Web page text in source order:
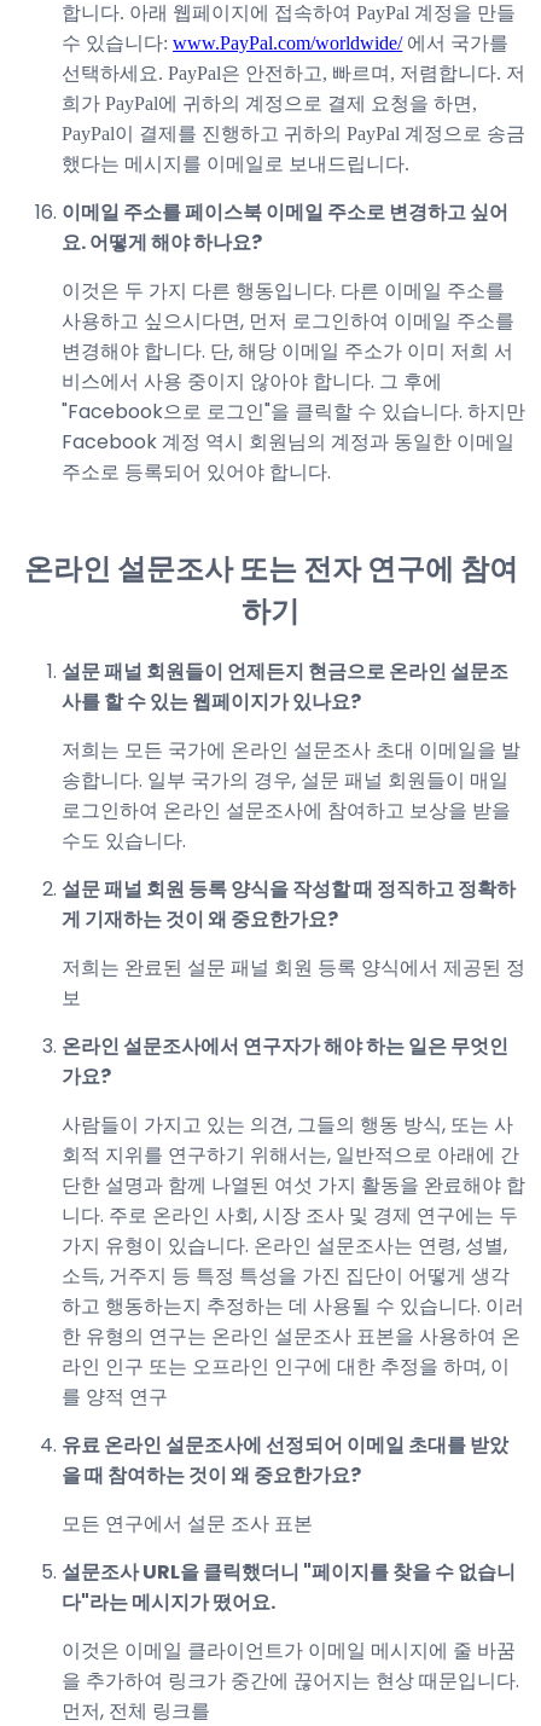
합니다. 아래 웹페이지에 접속하여 PayPal 계정을 만들
수 있습니다:www.PayPal.com/worldwide/에서 국가를
선택하세요. PayPal은 안전하고, 빠르며, 저렴합니다. 저
희가 PayPal에 귀하의 계정으로 결제 요청을 하면,
PayPal이 결제를 진행하고 귀하의 PayPal 계정으로 송금
했다는 메시지를 이메일로 보내드립니다.
이메일 주소를 페이스북 이메일 주소로 변경하고 싶어
요. 어떻게 해야 하나요?
이것은 두 가지 다른 행동입니다. 다른 이메일 주소를
사용하고 싶으시다면, 먼저 로그인하여 이메일 주소를
변경해야 합니다. 단, 해당 이메일 주소가 이미 저희 서
비스에서 사용 중이지 않아야 합니다. 그 후에
"Facebook으로 로그인"을 클릭할 수 있습니다. 하지만
Facebook 계정 역시 회원님의 계정과 동일한 이메일
주소로 등록되어 있어야 합니다.
온라인 설문조사 또는 전자 연구에 참여
하기
설문 패널 회원들이 언제든지 현금으로 온라인 설문조
사를 할 수 있는 웹페이지가 있나요?
저희는 모든 국가에 온라인 설문조사 초대 이메일을 발
송합니다. 일부 국가의 경우, 설문 패널 회원들이 매일
로그인하여 온라인 설문조사에 참여하고 보상을 받을
수도 있습니다.
설문 패널 회원 등록 양식을 작성할 때 정직하고 정확하
게 기재하는 것이 왜 중요한가요?
저희는 완료된 설문 패널 회원 등록 양식에서 제공된 정
보
온라인 설문조사에서 연구자가 해야 하는 일은 무엇인
가요?
사람들이 가지고 있는 의견, 그들의 행동 방식, 또는 사
회적 지위를 연구하기 위해서는, 일반적으로 아래에 간
단한 설명과 함께 나열된 여섯 가지 활동을 완료해야 합
니다. 주로 온라인 사회, 시장 조사 및 경제 연구에는 두
가지 유형이 있습니다. 온라인 설문조사는 연령, 성별,
소득, 거주지 등 특정 특성을 가진 집단이 어떻게 생각
하고 행동하는지 추정하는 데 사용될 수 있습니다. 이러
한 유형의 연구는 온라인 설문조사 표본을 사용하여 온
라인 인구 또는 오프라인 인구에 대한 추정을 하며, 이
를 양적 연구
유료 온라인 설문조사에 선정되어 이메일 초대를 받았
을 때 참여하는 것이 왜 중요한가요?
모든 연구에서 설문 조사 표본
설문조사 URL을 클릭했더니 "페이지를 찾을 수 없습니
다"라는 메시지가 떴어요.
이것은 이메일 클라이언트가 이메일 메시지에 줄 바꿈
을 추가하여 링크가 중간에 끊어지는 현상 때문입니다.
먼저, 전체 링크를